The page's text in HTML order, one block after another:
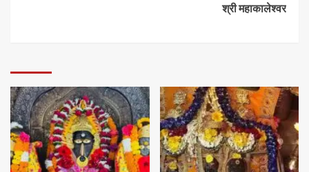
श्री महाकालेश्वर